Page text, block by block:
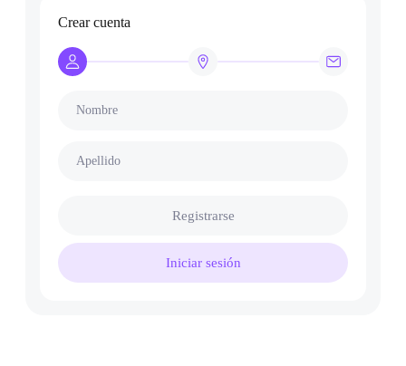
Crear cuenta
Nombre
Apellido
Registrarse
Iniciar sesión